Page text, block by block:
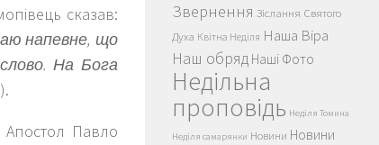
сказав:
напевне, що
На Бога
Апостол Павло
Звернення Зіслання Святого
Духа Квітна Неділя Наша Віра
Наш обряд Наші Фото
Недільна
проповідь Неділя Томина
Неділя самарянки Новини Новини